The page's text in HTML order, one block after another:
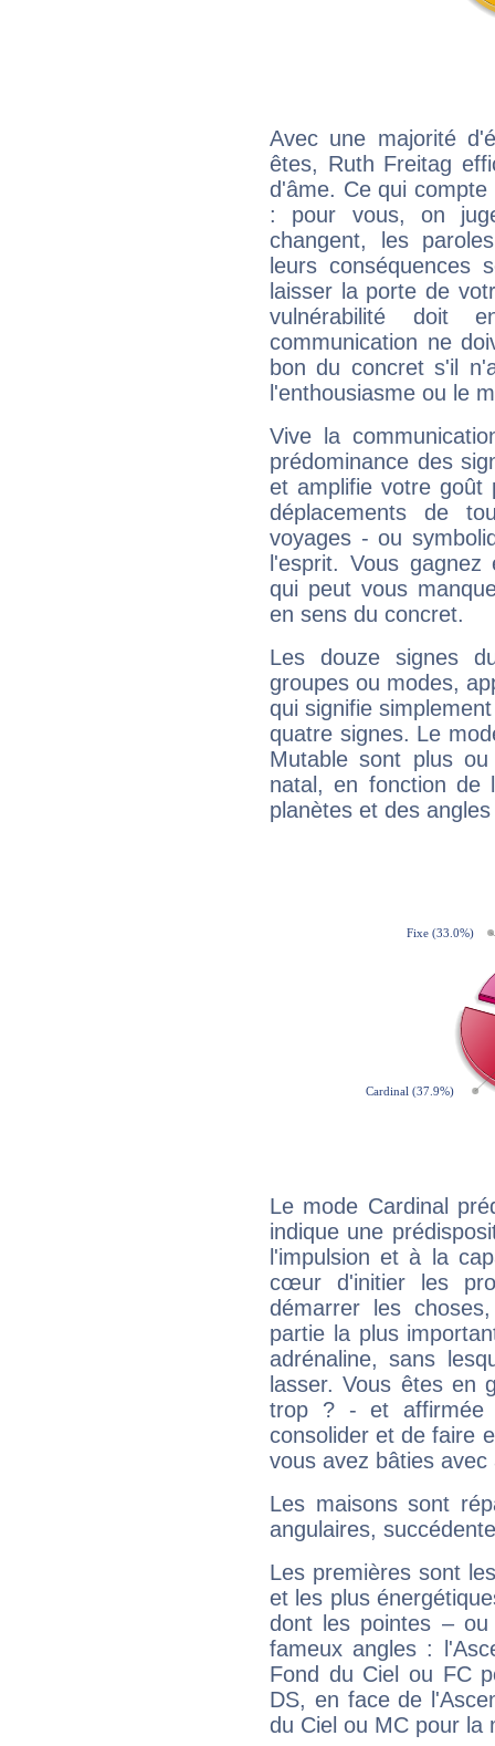
Avec une majorité
êtes, Ruth Freitag
d'âme. Ce qui
: pour vous, on
changent, les
leurs conséquences
laisser la porte de
vulnérabilité doit
communication ne
bon du concret s'il
l'enthousiasme ou le
Vive la
prédominance des
et amplifie votre goût
déplacements de
voyages - ou
l'esprit. Vous
qui peut vous
en sens du concret.
Les douze signes
groupes ou modes,
qui signifie
quatre signes. Le
Mutable sont plus
natal, en fonction de
planètes et des
Le mode Cardinal
indique une
l'impulsion et à la
cœur d'initier les
démarrer les
partie la plus
adrénaline, sans
lasser. Vous êtes en
trop ? - et affirmée
consolider et de faire
vous avez bâties avec
Les maisons sont
angulaires,
Les premières sont
et les plus
dont les pointes –
fameux angles :
Fond du Ciel ou FC
DS, en face de
du Ciel ou MC pour la